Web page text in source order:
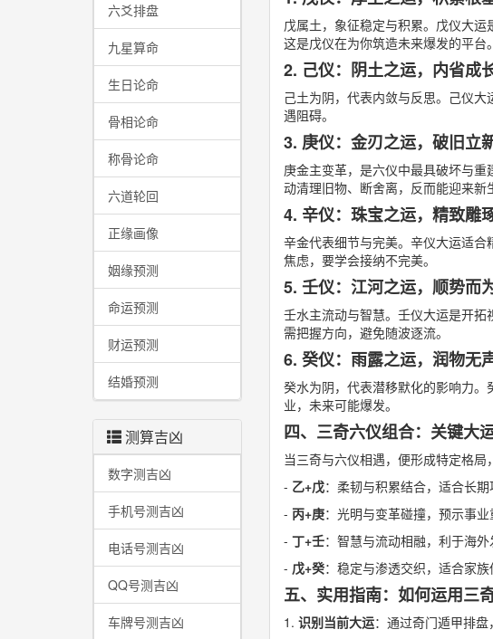
六爻排盘
九星算命
生日论命
骨相论命
称骨论命
六道轮回
正缘画像
姻缘预测
命运预测
财运预测
结婚预测
测算吉凶
数字测吉凶
手机号测吉凶
电话号测吉凶
QQ号测吉凶
车牌号测吉凶
戊属土，象征稳定与积累。戊仪大运
这是戊仪在为你筑造未来爆发的平台。
2. 己仪：阴土之运，内省成
己土为阴，代表内敛与反思。己仪
遇阻碍。
3. 庚仪：金刃之运，破旧立
庚金主变革，是六仪中最具破坏与
动清理旧物、断舍离，反而能迎来新
4. 辛仪：珠宝之运，精致雕
辛金代表细节与完美。辛仪大运适
焦虑，要学会接纳不完美。
5. 壬仪：江河之运，顺势而
壬水主流动与智慧。壬仪大运是开拓
需把握方向，避免随波逐流。
6. 癸仪：雨露之运，润物无
癸水为阴，代表潜移默化的影响力
业，未来可能爆发。
四、三奇六仪组合：关键大
当三奇与六仪相遇，便形成特定格局
- 乙+戊：柔韧与积累结合，适合长期
- 丙+庚：光明与变革碰撞，预示事业
- 丁+壬：智慧与流动相融，利于海外
- 戊+癸：稳定与渗透交织，适合家族
五、实用指南：如何运用三
1. 识别当前大运：通过奇门遁甲排盘